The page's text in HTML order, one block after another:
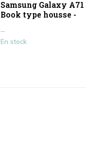
Samsung Galaxy
Book type housse -
En stock